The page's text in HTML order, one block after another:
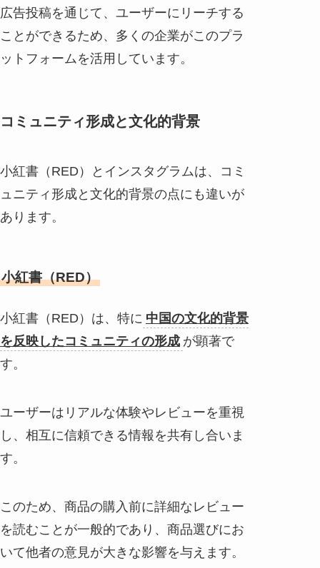
広告投稿を通じて、ユーザーにリーチする
ことができるため、多くの企業がこのプラ
ットフォームを活用しています。
コミュニティ形成と文化的背景
小紅書（RED）とインスタグラムは、コミ
ュニティ形成と文化的背景の点にも違いが
あります。
小紅書（RED）
小紅書（RED）は、特に 中国の文化的背景
を反映したコミュニティの形成 が顕著で
す。
ユーザーはリアルな体験やレビューを重視
し、相互に信頼できる情報を共有し合いま
す。
このため、商品の購入前に詳細なレビュー
を読むことが一般的であり、商品選びにお
いて他者の意見が大きな影響を与えます。